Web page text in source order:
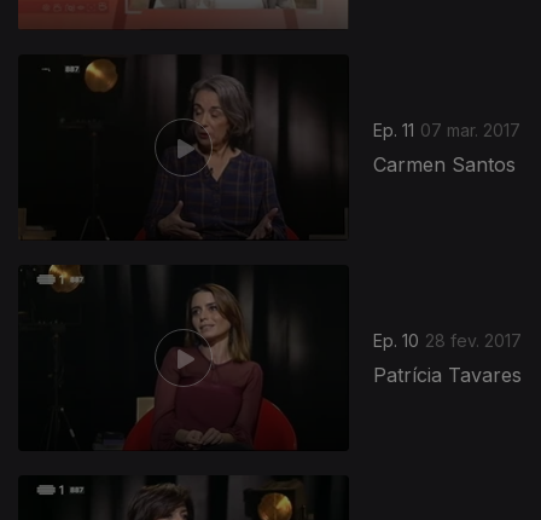
Ep. 11 07 mar. 2017
Carmen Santos
Ep. 10 28 fev. 2017
Patrícia Tavares